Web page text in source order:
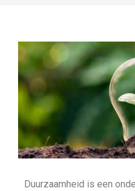
Duurzaamheid is een